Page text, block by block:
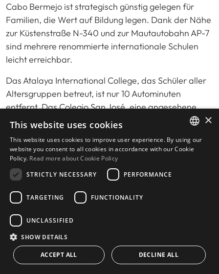
Cabo Bermejo ist strategisch günstig gelegen für
Familien, die Wert auf Bildung legen. Dank der Nähe
zur Küstenstraße N-340 und zur Mautautobahn AP-7
sind mehrere renommierte internationale Schulen
leicht erreichbar.
Das Atalaya International College, das Schüler aller
Altersgruppen betreut, ist nur 10 Autominuten
entfernt. Das Colegio San José, eine angesehene
Grundschule, befindet sich nur 7 Minuten entfernt.
Pedro International College, das Schüler aller
Altersstufen aufnimmt.
Zusätzlich sind das Aloha College und die Swans
International School in 16 bzw. 20 Minuten
erreichbar. Für Familien, die eine öffentliche Schule
bevorzugen, liegt die Schule in Cancelada nur 8
Minuten entfernt. Besonders hervorzuheben ist das
Atlas American School, die mit nur 6 Minuten Fahrzeit
die nächstgelegene Option ist.
CONTACT US
ENGLISH
×
This website uses cookies
This website uses cookies to improve user experience. By using our
website you consent to all cookies in accordance with our Cookie
Policy. Read more about Cookie Policy
STRICTLY NECESSARY
PERFORMANCE
TARGETING FUNCTIONALITY
UNCLASSIFIED
SHOW DETAILS
ACCEPT ALL DECLINE ALL